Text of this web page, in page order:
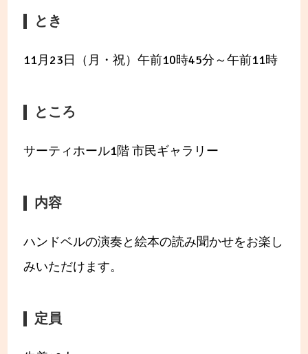
とき
11月23日（月・祝）午前10時45分～午前11時
ところ
サーティホール1階 市民ギャラリー
内容
ハンドベルの演奏と絵本の読み聞かせをお楽し
みいただけます。
定員